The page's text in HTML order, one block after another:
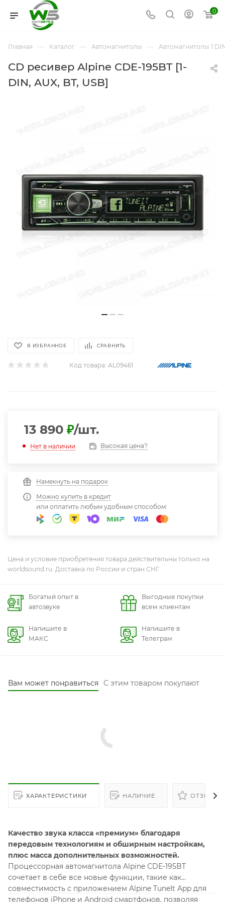
0
Главная — Каталог — Автомагнитолы — Автомагнитолы 1
CD ресивер Alpine CDE-195BT [1-
DIN, AUX, BT, USB]
В ИЗБРАННОЕ СРАВНИТЬ
Код товара: AL09461
13 890 ₽/шт.
Нет в наличии Высокая цена?
Намекнуть на подарок
Можно купить в кредит
или оплатить любым удобным способом:
Цена и условие приобретения товара действительны только на
worldsound.ru. Доставка по России и стран СНГ.
Богатый опыт в
автозвуке
Выгодные покупки
всем клиентам
Напишите в
МАКС
Напишите в
Телеграм
Вам может понравиться С этим товаром покупают
ХАРАКТЕРИСТИКИ НАЛИЧИЕ ОТЗЫВЫ
Качество звука класса «премиум» благодаря
передовым технологиям и обширным настройкам,
плюс масса дополнительных возможностей.
Процессорная автомагнитола Alpine CDE-195BT
сочетает в себе все новые функции, такие как
совместимость с приложением Alpine TuneIt App для
телефонов iPhone и Android смартфонов, позволяя